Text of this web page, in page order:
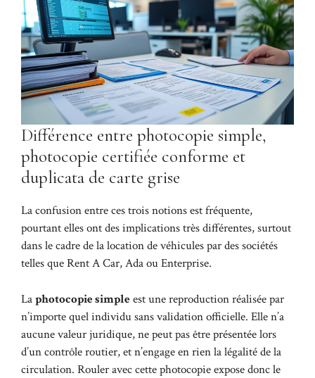
Différence entre photocopie simple,
photocopie certifiée conforme et
duplicata de carte grise
La confusion entre ces trois notions est fréquente,
pourtant elles ont des implications très différentes, surtout
dans le cadre de la location de véhicules par des sociétés
telles que Rent A Car, Ada ou Enterprise.
Laphotocopie simpleest une reproduction réalisée par
n’importe quel individu sans validation officielle. Elle n’a
aucune valeur juridique, ne peut pas être présentée lors
d’un contrôle routier, et n’engage en rien la légalité de la
circulation. Rouler avec cette photocopie expose donc le